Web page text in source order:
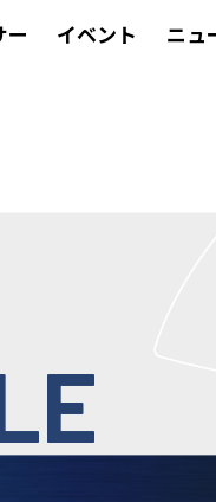
ー イベント ニュ